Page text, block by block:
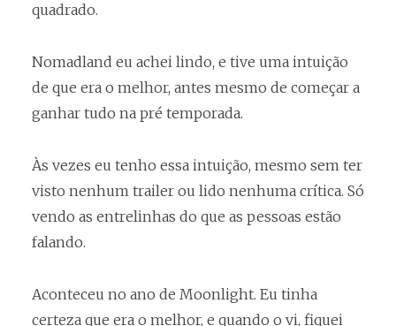
quadrado.
Nomadland eu achei lindo, e tive uma intuição
de que era o melhor, antes mesmo de começar a
ganhar tudo na pré temporada.
Às vezes eu tenho essa intuição, mesmo sem ter
visto nenhum trailer ou lido nenhuma crítica. Só
vendo as entrelinhas do que as pessoas estão
falando.
Aconteceu no ano de Moonlight. Eu tinha
certeza que era o melhor, e quando o vi, fiquei